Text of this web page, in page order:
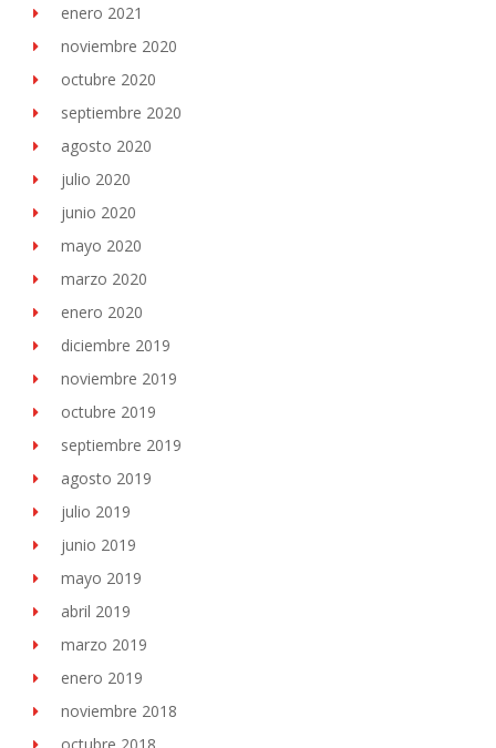
enero 2021
noviembre 2020
octubre 2020
septiembre 2020
agosto 2020
julio 2020
junio 2020
mayo 2020
marzo 2020
enero 2020
diciembre 2019
noviembre 2019
octubre 2019
septiembre 2019
agosto 2019
julio 2019
junio 2019
mayo 2019
abril 2019
marzo 2019
enero 2019
noviembre 2018
octubre 2018